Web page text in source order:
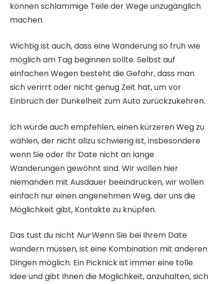
können schlammige Teile der Wege unzugänglich
machen.
Wichtig ist auch, dass eine Wanderung so früh wie
möglich am Tag beginnen sollte. Selbst auf
einfachen Wegen besteht die Gefahr, dass man
sich verirrt oder nicht genug Zeit hat, um vor
Einbruch der Dunkelheit zum Auto zurückzukehren.
Ich würde auch empfehlen, einen kürzeren Weg zu
wählen, der nicht allzu schwierig ist, insbesondere
wenn Sie oder Ihr Date nicht an lange
Wanderungen gewöhnt sind. Wir wollen hier
niemanden mit Ausdauer beeindrucken, wir wollen
einfach nur einen angenehmen Weg, der uns die
Möglichkeit gibt, Kontakte zu knüpfen.
Das tust du nicht NurWenn Sie bei Ihrem Date
wandern müssen, ist eine Kombination mit anderen
Dingen möglich. Ein Picknick ist immer eine tolle
Idee und gibt Ihnen die Möglichkeit, anzuhalten, sich